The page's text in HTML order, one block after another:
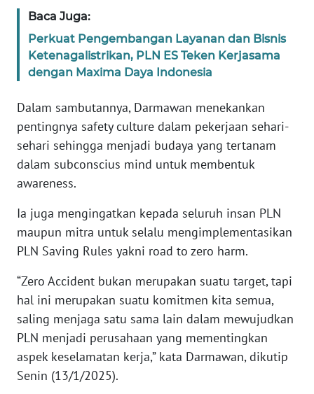
Baca Juga:
Perkuat Pengembangan Layanan dan Bisnis
Ketenagalistrikan, PLN ES Teken Kerjasama
dengan Maxima Daya Indonesia
Dalam sambutannya, Darmawan menekankan
pentingnya safety culture dalam pekerjaan sehari-
sehari sehingga menjadi budaya yang tertanam
dalam subconscius mind untuk membentuk
awareness.
Ia juga mengingatkan kepada seluruh insan PLN
maupun mitra untuk selalu mengimplementasikan
PLN Saving Rules yakni road to zero harm.
“Zero Accident bukan merupakan suatu target, tapi
hal ini merupakan suatu komitmen kita semua,
saling menjaga satu sama lain dalam mewujudkan
PLN menjadi perusahaan yang mementingkan
aspek keselamatan kerja,” kata Darmawan, dikutip
Senin (13/1/2025).
DISCLAIMER
Wahana
Regional
WN
SUMUT
JAKARTA
WN
WN
BANTEN
WN
NTT